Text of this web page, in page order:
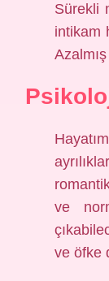
Sürekli
intikam
ve
ve öfke